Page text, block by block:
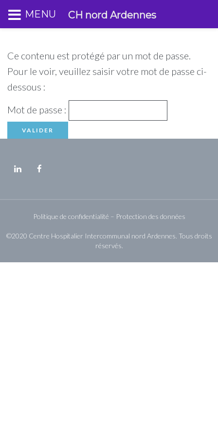
Ce contenu est protégé par un mot de passe.
Pour le voir, veuillez saisir votre mot de passe ci-
dessous :
Mot de passe :
Politique de confidentialité – Protection des données
©2020 Centre Hospitalier Intercommunal nord Ardennes. Tous droits
réservés.
MENU CH nord Ardennes